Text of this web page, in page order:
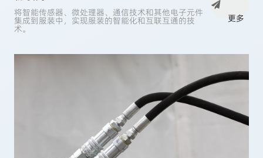
将智能传感器、微处理器、通信技术和其他电子元件
集成到服装中，实现服装的智能化和互联互通的技
术。
更多